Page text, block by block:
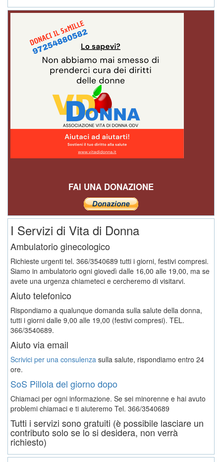
FAI UNA DONAZIONE
I Servizi di Vita di Donna
Ambulatorio ginecologico
Richieste urgenti tel. 366/3540689 tutti i giorni, festivi compresi.
Siamo in ambulatorio ogni giovedì dalle 16,00 alle 19,00, ma se
avete una urgenza chiameteci e cercheremo di visitarvi.
Aiuto telefonico
Rispondiamo a qualunque domanda sulla salute della donna,
tutti i giorni dalle 9,00 alle 19,00 (festivi compresi). TEL.
366/3540689.
Aiuto via email
Scrivici per una consulenza sulla salute, rispondiamo entro 24
ore.
SoS Pillola del giorno dopo
Chiamaci per ogni informazione. Se sei minorenne e hai avuto
problemi chiamaci e ti aiuteremo Tel. 366/3540689
Tutti i servizi sono gratuiti (è possibile lasciare un
contributo solo se lo si desidera, non verrà
richiesto)